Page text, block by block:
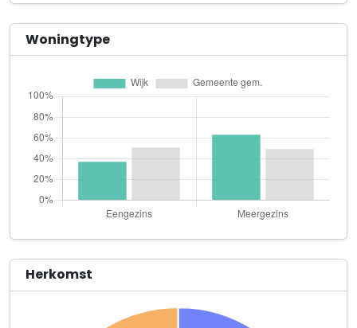
Arantxa Zorg & Welzijn
Waalstraat 101
Bconnected Zorg
Roggeveenhof 8
BOLERI BOUW
Crystall Car Cleaning & Detailing
Vlamoven 10 A Unit 27
DJ Digital & Consultancy
Woningtype
Herkomst